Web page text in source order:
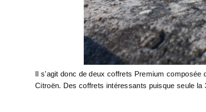
Il s'agit donc de deux coffrets Premium composée
Citroën. Des coffrets intéressants puisque seule la